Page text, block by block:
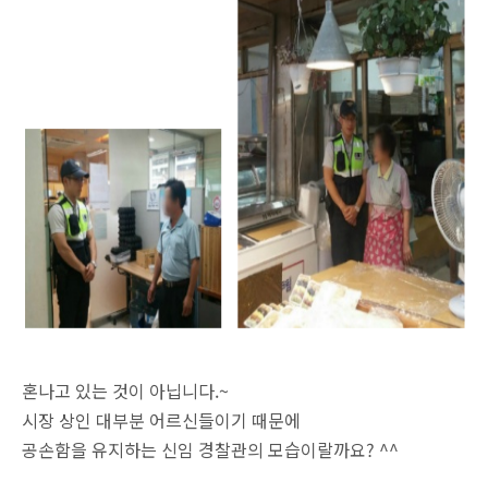
혼나고 있는 것이 아닙니다.~
시장 상인 대부분 어르신들이기 때문에
공손함을 유지하는 신임 경찰관의 모습이랄까요? ^^